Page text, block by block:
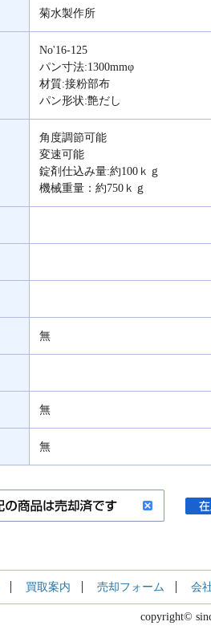
菊水製作所
No'16-125
パン寸法:1300mmφ
材質:接粉部布
パン形状:艶だし
角度調節可能
変速可能
錠剤仕込み量:約100ｋｇ
機械重量：約750ｋｇ
無
無
無
買取案内 売却フォーム 会
copyright©